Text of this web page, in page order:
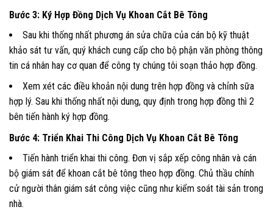
Bước 3: Ký Hợp Đồng Dịch Vụ Khoan Cắt Bê Tông
Sau khi thống nhất phương án sửa chữa của cán bộ kỹ thuật
khảo sát tư vấn, quý khách cung cấp cho bộ phận văn phòng thông
tin cá nhân hay cơ quan để công ty chúng tôi soạn thảo hợp đồng.
Xem xét các điều khoản nội dung trên hợp đồng và chỉnh sữa
hợp lý. Sau khi thống nhất nội dung, quy định trong hợp đồng thì 2
bên tiến hành ký hợp đồng.
Bước 4: Triển Khai Thi Công Dịch Vụ Khoan Cắt Bê Tông
Tiến hành triển khai thi công. Đơn vị sắp xếp công nhân và cán
bộ giám sát để khoan cắt bê tông theo hợp đồng. Chủ thầu chính
cử người thân giám sát công việc cũng như kiểm soát tài sản trong
nhà.